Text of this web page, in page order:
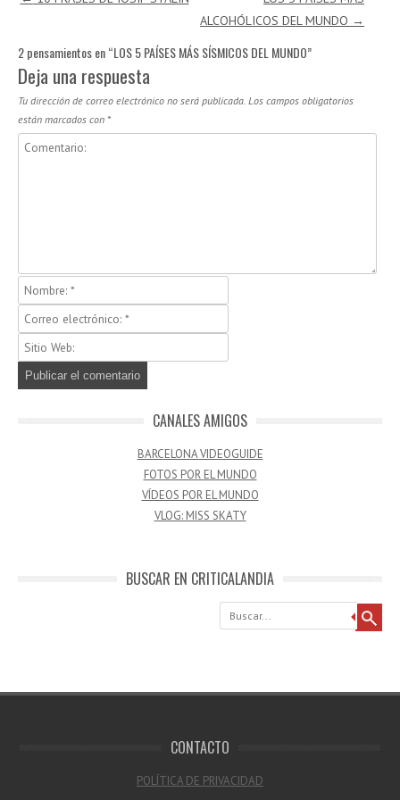
ALCOHÓLICOS DEL MUNDO →
2 pensamientos en “LOS 5 PAÍSES MÁS SÍSMICOS DEL MUNDO”
Deja una respuesta
Tu dirección de correo electrónico no será publicada. Los campos obligatorios
están marcados con *
CANALES AMIGOS
BARCELONA VIDEOGUIDE
FOTOS POR EL MUNDO
VÍDEOS POR EL MUNDO
VLOG: MISS SKATY
BUSCAR EN CRITICALANDIA
Buscar
CONTACTO
POLÍTICA DE PRIVACIDAD